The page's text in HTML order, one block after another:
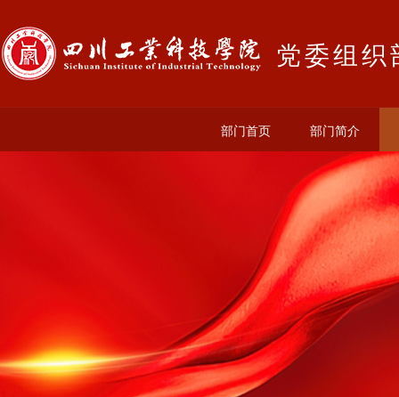
党委组
部门首页 部门简介